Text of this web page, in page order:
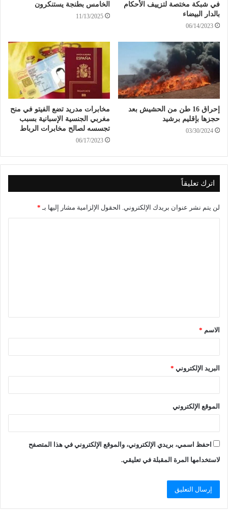
في شبكة مختصة لتزييف الأحكام
بالدار البيضاء
06/14/2023
الخامس بطنجة يستنكرون
11/13/2025
إحراق 16 طن من الحشيش بعد
حجزها بإقليم برشيد
03/30/2024
مخابرات مدريد تضع الفيتو في منح
مغربي الجنسية الإسبانية بسبب
تجسسه لصالح مخابرات الرباط
06/17/2023
اترك تعليقاً
لن يتم نشر عنوان بريدك الإلكتروني. الحقول الإلزامية مشار إليها بـ *
الاسم *
البريد الإلكتروني *
الموقع الإلكتروني
احفظ اسمي، بريدي الإلكتروني، والموقع الإلكتروني في هذا المتصفح
لاستخدامها المرة المقبلة في تعليقي.